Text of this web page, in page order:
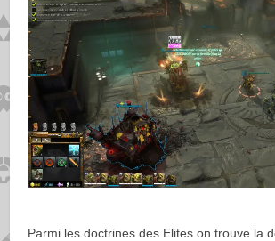
Parmi les doctrines des Elites on trouve la